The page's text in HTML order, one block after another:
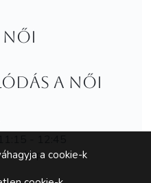
Női
a női
a cookie-k